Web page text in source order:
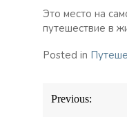
Это место на
путешествие в
Posted in
Навигация
по
Previous: